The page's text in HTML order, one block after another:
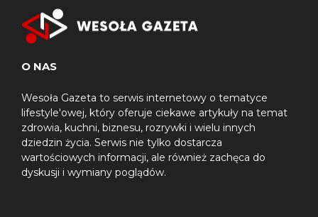
O NAS
Wesoła Gazeta to serwis internetowy o tematyce
lifestyle'owej, który oferuje ciekawe artykuły na temat
zdrowia, kuchni, biznesu, rozrywki i wielu innych
dziedzin życia. Serwis nie tylko dostarcza
wartościowych informacji, ale również zachęca do
dyskusji i wymiany poglądów.